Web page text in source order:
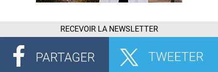
RECEVOIR LA NEWSLETTER